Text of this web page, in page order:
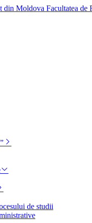
din Moldova Facultatea de
de studii